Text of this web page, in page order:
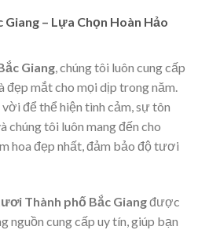
– Lựa Chọn Hoàn Hảo
Giang, chúng tôi luôn cung cấp
mắt cho mọi dịp trong năm.
để thể hiện tình cảm, sự tôn
chúng tôi luôn mang đến cho
hoa đẹp nhất, đảm bảo độ tươi
Thành phố Bắc Giangđược
cung cấp uy tín, giúp bạn